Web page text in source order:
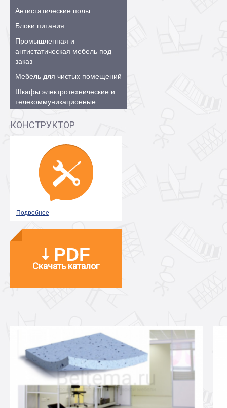
Антистатические полы
Блоки питания
Промышленная и
антистатическая мебель под
заказ
Мебель для чистых помещений
Шкафы электротехнические и
телекоммуникационные
КОНСТРУКТОР
Подробнее
PDF
Скачать каталог